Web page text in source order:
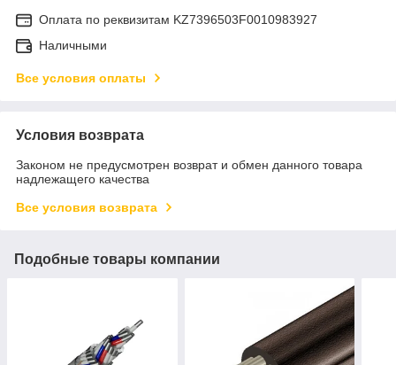
Оплата по реквизитам KZ7396503F0010983927
Наличными
Все условия оплаты
Условия возврата
Законом не предусмотрен возврат и обмен данного товара
надлежащего качества
Все условия возврата
Подобные товары компании